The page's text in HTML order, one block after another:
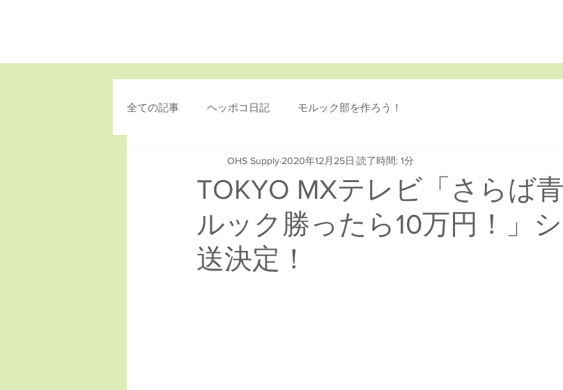
全ての記事 ヘッポコ日記 モルック部を作ろう！
TOKYO MXテレビ「さらば
ルック勝ったら10万円！」
送決定！
OHS Supply 2020年12月25日 読了時間: 1分